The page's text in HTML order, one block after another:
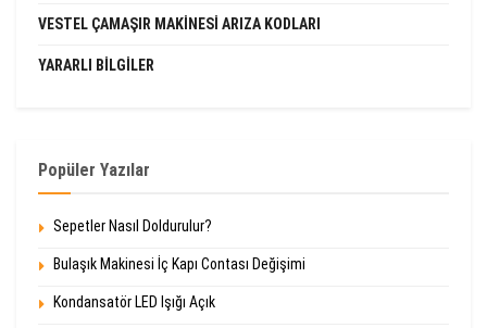
VESTEL ÇAMAŞIR MAKINESI ARIZA KODLARI
YARARLI BILGILER
Popüler Yazılar
Sepetler Nasıl Doldurulur?
Bulaşık Makinesi İç Kapı Contası Değişimi
Kondansatör LED Işığı Açık